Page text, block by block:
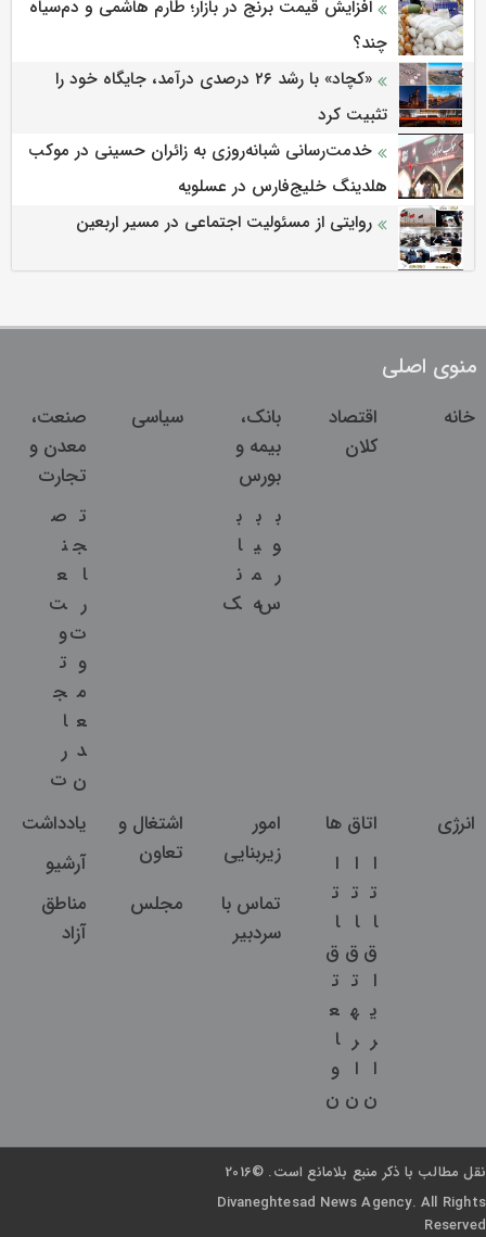
افزایش قیمت برنج در بازار؛ طارم هاشمی و دم‌سیاه
چند؟
«کچاد» با رشد ۲۶ درصدی درآمد، جایگاه خود را
تثبیت کرد
خدمت‌رسانی شبانه‌روزی به زائران حسینی در موکب
هلدینگ خلیج‌فارس در عسلویه
روایتی از مسئولیت اجتماعی در مسیر اربعین
منوی اصلی
خانه
اقتصاد
کلان
بانک،
بیمه و
بورس
ب
و
ر
س
ب
ی
م
ه
ب
ا
ن
ک
سیاسی
صنعت،
معدن و
تجارت
ت
ج
ا
ر
ت
و
م
ع
د
ن
ص
ن
ع
ت
و
ت
ج
ا
ر
ت
انرژی
اتاق ها
ا
ت
ا
ق
ا
ی
ر
ا
ن
ا
ت
ا
ق
ت
ه
ر
ا
ن
ا
ت
ا
ق
ت
ع
ا
و
ن
امور
زیربنایی
اشتغال و
تعاون
یادداشت
آرشیو
تماس با
سردبیر
مجلس
مناطق
آزاد
نقل مطالب با ذکر منبع بلامانع است. ©2016
Divaneghtesad News Agency. All Rights
Reserved